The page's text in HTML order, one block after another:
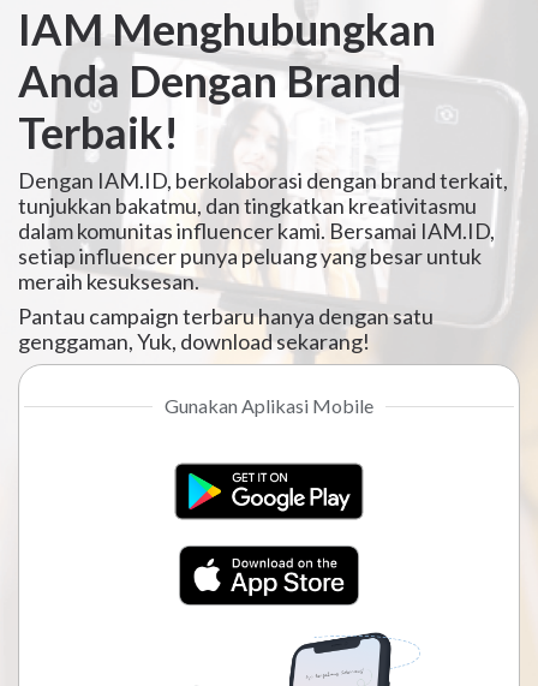
IAM Menghubungkan
Anda Dengan Brand
Terbaik!
Dengan IAM.ID, berkolaborasi dengan brand terkait,
tunjukkan bakatmu, dan tingkatkan kreativitasmu
dalam komunitas influencer kami. Bersamai IAM.ID,
setiap influencer punya peluang yang besar untuk
meraih kesuksesan.
Pantau campaign terbaru hanya dengan satu
genggaman, Yuk, download sekarang!
Gunakan Aplikasi Mobile